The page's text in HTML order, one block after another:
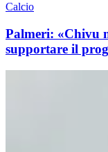
Calcio
Palmeri: «Chivu
supportare il